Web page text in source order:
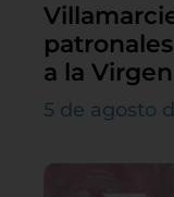
a la
5 de agosto